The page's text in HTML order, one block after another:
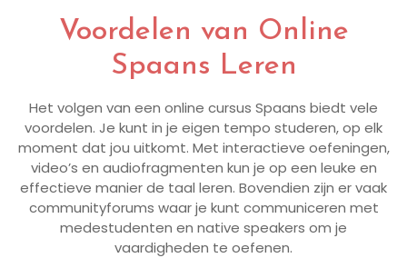
Voordelen van Online
Spaans Leren
Het volgen van een online cursus Spaans biedt vele
voordelen. Je kunt in je eigen tempo studeren, op elk
moment dat jou uitkomt. Met interactieve oefeningen,
video’s en audiofragmenten kun je op een leuke en
effectieve manier de taal leren. Bovendien zijn er vaak
communityforums waar je kunt communiceren met
medestudenten en native speakers om je
vaardigheden te oefenen.